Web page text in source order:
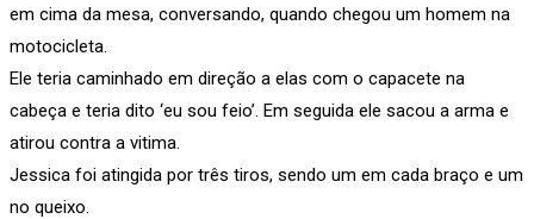
em cima da mesa, conversando, quando chegou um homem na
motocicleta.
Ele teria caminhado em direção a elas com o capacete na
cabeça e teria dito ‘eu sou feio’. Em seguida ele sacou a arma e
atirou contra a vitima.
Jessica foi atingida por três tiros, sendo um em cada braço e um
no queixo.